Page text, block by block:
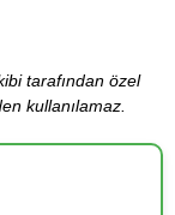
tarafından özel
kullanılamaz.